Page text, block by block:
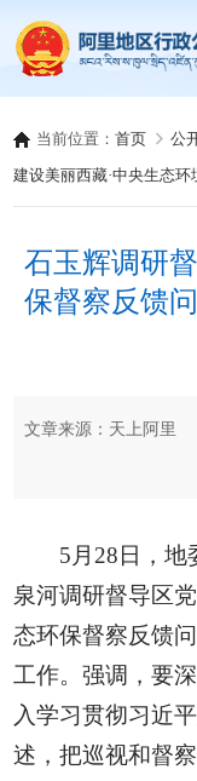
当前位置：首页 公
建设美丽西藏·中央生态
石玉辉调研
保督察反馈
文章来源：天上阿里
5月28日，地
泉河调研督导区
态环保督察反馈
工作。强调，要
入学习贯彻习近
述，把巡视和督